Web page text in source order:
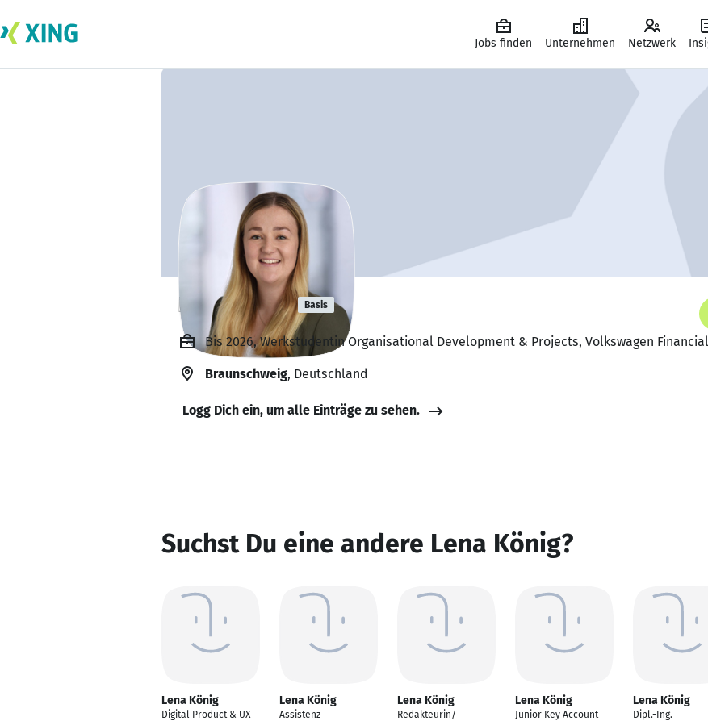
Jobs finden Unternehmen Netzwerk
Lena König Basis
Bis 2026, Werkstudentin Organisational Development & Projects, Volkswagen
Braunschweig, Deutschland
Logg Dich ein, um alle Einträge zu sehen.
Suchst Du eine andere Lena König?
Lena König
Digital Product & UX
Lena König
Assistenz
Lena König
Redakteurin/
Lena König
Junior Key Account
Lena König
Dipl.-Ing.